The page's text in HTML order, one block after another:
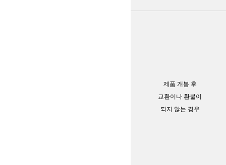
제품 개봉 후
교환이나 환불이
되지 않는 경우